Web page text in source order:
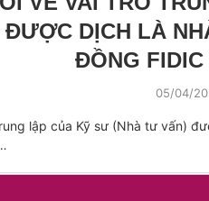
DỊCH LÀ
ĐỒNG
05/04/
lập của Kỹ sư (Nhà tư vấn)